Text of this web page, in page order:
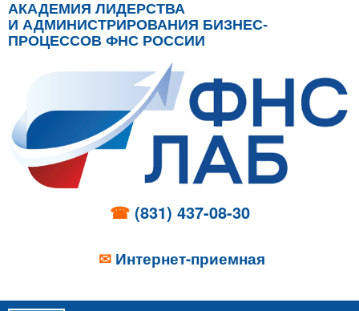
АКАДЕМИЯ ЛИДЕРСТВА
И АДМИНИСТРИРОВАНИЯ БИЗНЕС-
ПРОЦЕССОВ ФНС РОССИИ
☎ (831) 437-08-30
✉ Интернет-приемная